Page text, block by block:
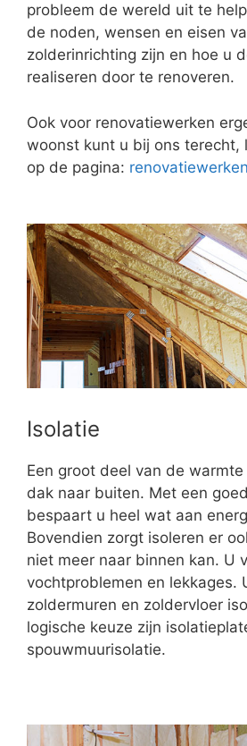
probleem de wereld uit te
de noden, wensen en eisen
zolderinrichting zijn en hoe u
realiseren door te renoveren.
Ook voor renovatiewerken
woonst kunt u bij ons terecht,
op de pagina:
Isolatie
Een groot deel van de
dak naar buiten. Met een
bespaart u heel wat aan
Bovendien zorgt isoleren er
niet meer naar binnen kan. U
vochtproblemen en lekkages.
zoldermuren en zoldervloer
logische keuze zijn
spouwmuurisolatie.